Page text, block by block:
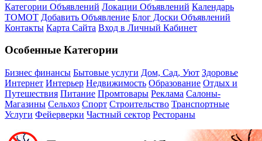
Категории Объявлений Локации Объявлений Календарь
ТОМОТ Добавить Объявление Блог Доски Объявлений
Контакты Карта Сайта Вход в Личный Кабинет
Особенные Категории
Бизнес финансы Бытовые услуги Дом, Сад, Уют Здоровье
Интернет Интерьер Недвижимость Образование Отдых и
Путешествия Питание Промтовары Реклама Салоны-
Магазины Сельхоз Спорт Строительство Транспортные
Услуги Фейерверки Частный сектор Рестораны